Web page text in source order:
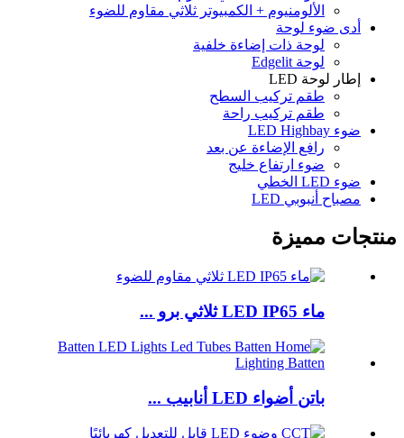
الألومنيوم + الكمبيوتر ثلاثي مقاوم للضوء
أدى ضوء لوحة
لوحة ذات إضاءة خلفية
لوحة Edgelit
إطار لوحة LED
طقم تركيب السطح
طقم تركيب راحة
ضوء LED Highbay
رافع الإضاءة عن بعد
ضوء ارتفاع خليج
ضوء LED الخطي
مصباح أنبوبي LED
منتجات مميزة
ماء LED IP65 ثلاثي برو ...
باتن أضواء LED أنابيب ...